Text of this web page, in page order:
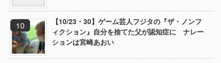
【10/23・30】ゲーム芸人フジタの『ザ・ノンフ
ィクション』自分を捨てた父が認知症に ナレー
ションは宮崎あおい